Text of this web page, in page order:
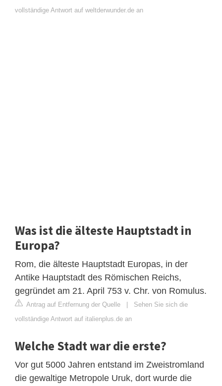
vollständige Antwort auf weltderwunder.de an
Was ist die älteste Hauptstadt in
Europa?
Rom, die älteste Hauptstadt Europas, in der
Antike Hauptstadt des Römischen Reichs,
gegründet am 21. April 753 v. Chr. von Romulus.
Antrag auf Entfernung der Quelle
Sehen Sie sich die
vollständige Antwort auf italienplus.de an
Welche Stadt war die erste?
Vor gut 5000 Jahren entstand im Zweistromland
die gewaltige Metropole Uruk, dort wurde die